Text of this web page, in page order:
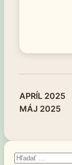
Navigácia
APRÍL 2025
MÁJ 2025
Hľadať: